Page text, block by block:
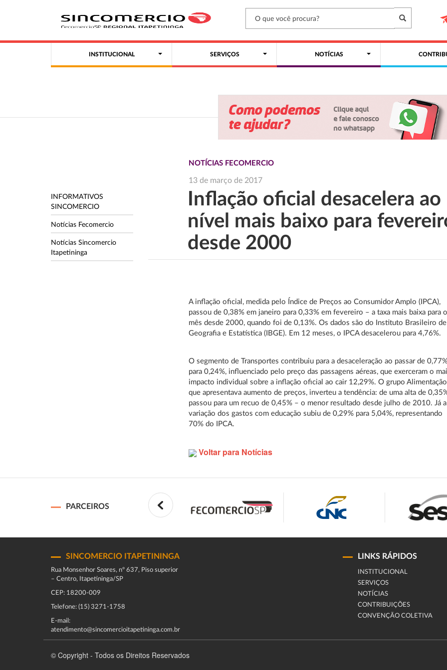
INSTITUCIONAL SERVIÇOS NOTÍCIAS
INFORMATIVOS
SINCOMERCIO
Notícias Fecomercio
Notícias Sincomercio
Itapetininga
NOTÍCIAS FECOMERCIO
13 de março de 2017
Inflação oficial desacelera ao
nível mais baixo para
desde 2000
A inflação oficial, medida pelo Índice de Preços ao Consumidor Amplo (IPCA),
passou de 0,38% em janeiro para 0,33% em fevereiro – a taxa mais baixa para o
mês desde 2000, quando foi de 0,13%. Os dados são do Instituto Brasileiro de
Geografia e Estatística (IBGE). Em 12 meses, o IPCA desacelerou para 4,76%.
O segmento de Transportes contribuiu para a desaceleração ao passar de
para 0,24%, influenciado pelo preço das passagens aéreas, que exerceram o
impacto individual sobre a inflação oficial ao cair 12,29%. O grupo
que apresentava aumento de preços, inverteu a tendência: de uma alta de
passou para um recuo de 0,45% – o menor resultado desde julho de 2010. Já a
variação dos gastos com educação subiu de 0,29% para 5,04%, representando
70% do IPCA.
Voltar para Notícias
PARCEIROS
SINCOMERCIO ITAPETININGA
Rua Monsenhor Soares, nº 637, Piso superior
– Centro, Itapetininga/SP
CEP: 18200-009
Telefone: (15) 3271-1758
E-mail:
atendimento@sincomercioitapetininga.com.br
LINKS RÁPIDOS
INSTITUCIONAL
SERVIÇOS
NOTÍCIAS
CONTRIBUIÇÕES
CONVENÇÃO COLETIVA
© Copyright - Todos os Direitos Reservados